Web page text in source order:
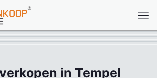
in Tempel